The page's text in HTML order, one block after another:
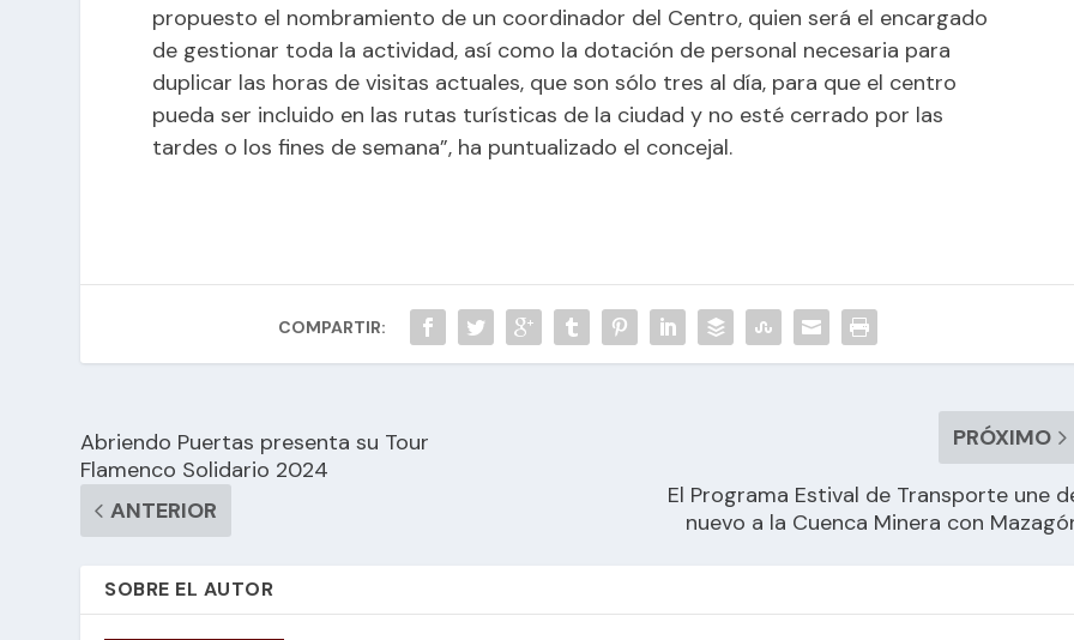
propuesto el nombramiento de un coordinador del Centro, quien será el encargado
de gestionar toda la actividad, así como la dotación de personal necesaria para
duplicar las horas de visitas actuales, que son sólo tres al día, para que el centro
pueda ser incluido en las rutas turísticas de la ciudad y no esté cerrado por las
tardes o los fines de semana”, ha puntualizado el concejal.
COMPARTIR:
Abriendo Puertas presenta su Tour
Flamenco Solidario 2024
ANTERIOR
PRÓXIMO
El Programa Estival de Transporte une
nuevo a la Cuenca Minera con
SOBRE EL AUTOR